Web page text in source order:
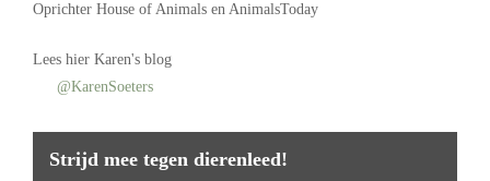
Oprichter House of Animals en AnimalsToday
Lees hier Karen's blog
@KarenSoeters
Strijd mee tegen dierenleed!